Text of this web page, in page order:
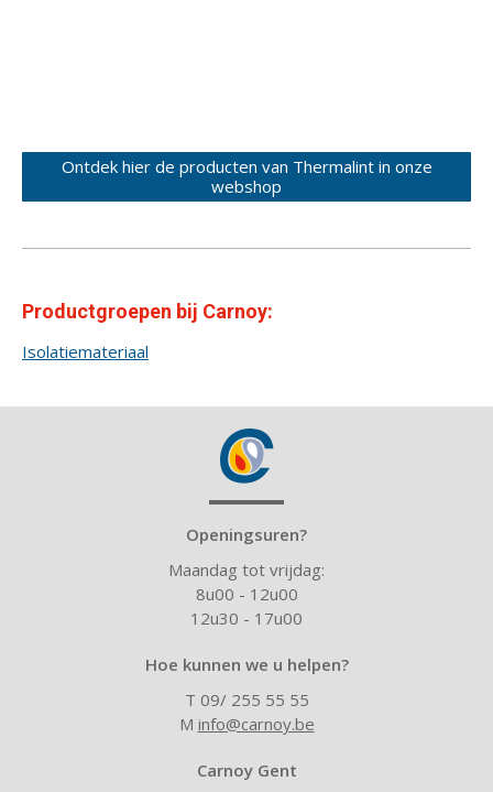
Ontdek hier de producten van Thermalint in onze
webshop
Productgroepen bij Carnoy:
Isolatiemateriaal
Openingsuren?
Maandag tot vrijdag:
8u00 - 12u00
12u30 - 17u00
Hoe kunnen we u helpen?
T 09/ 255 55 55
M info@carnoy.be
Carnoy Gent